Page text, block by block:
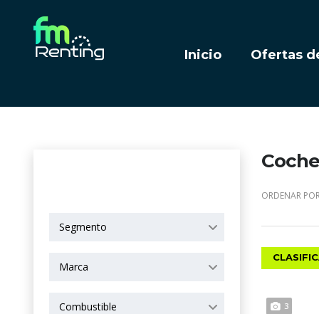
Inicio Ofertas
Segmento
Marca
Combustible
ORDENAR
3